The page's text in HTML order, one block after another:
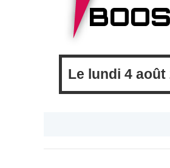
Le lundi 4 août